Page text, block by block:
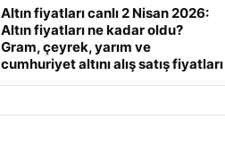
Altın fiyatları canlı 2 Nisan 2026:
Altın fiyatları ne kadar oldu?
Gram, çeyrek, yarım ve
cumhuriyet altını alış satış fiyatları